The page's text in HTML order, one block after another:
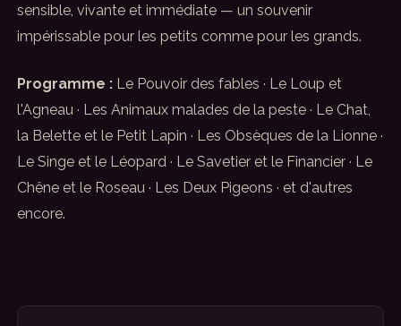
sensible, vivante et immédiate — un souvenir
impérissable pour les petits comme pour les grands.
Programme : Le Pouvoir des fables · Le Loup et
l'Agneau · Les Animaux malades de la peste · Le Chat,
la Belette et le Petit Lapin · Les Obsèques de la Lionne ·
Le Singe et le Léopard · Le Savetier et le Financier · Le
Chêne et le Roseau · Les Deux Pigeons · et d'autres
encore.